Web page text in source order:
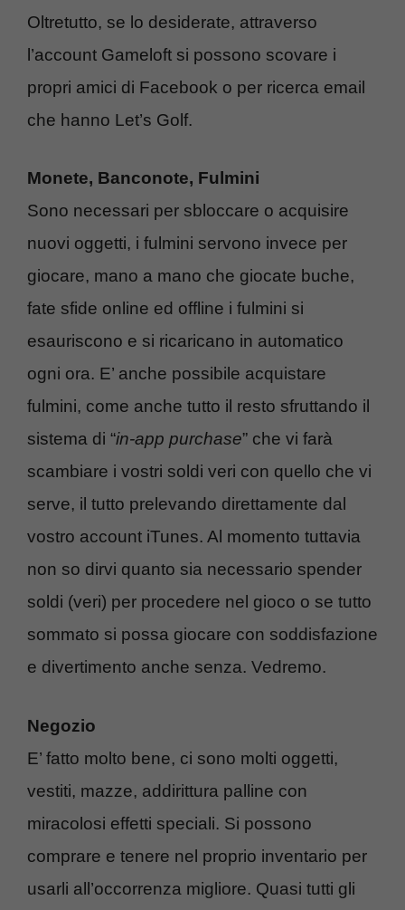
Oltretutto, se lo desiderate, attraverso
l’account Gameloft si possono scovare i
propri amici di Facebook o per ricerca email
che hanno Let’s Golf.
Monete, Banconote, Fulmini
Sono necessari per sbloccare o acquisire
nuovi oggetti, i fulmini servono invece per
giocare, mano a mano che giocate buche,
fate sfide online ed offline i fulmini si
esauriscono e si ricaricano in automatico
ogni ora. E’ anche possibile acquistare
fulmini, come anche tutto il resto sfruttando il
sistema di “in-app purchase” che vi farà
scambiare i vostri soldi veri con quello che vi
serve, il tutto prelevando direttamente dal
vostro account iTunes. Al momento tuttavia
non so dirvi quanto sia necessario spender
soldi (veri) per procedere nel gioco o se tutto
sommato si possa giocare con soddisfazione
e divertimento anche senza. Vedremo.
Negozio
E’ fatto molto bene, ci sono molti oggetti,
vestiti, mazze, addirittura palline con
miracolosi effetti speciali. Si possono
comprare e tenere nel proprio inventario per
usarli all’occorrenza migliore. Quasi tutti gli